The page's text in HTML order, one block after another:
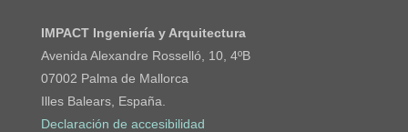
IMPACT Ingeniería y Arquitectura
Avenida Alexandre Rosselló, 10, 4ºB
07002 Palma de Mallorca
Illes Balears, España.
Declaración de accesibilidad